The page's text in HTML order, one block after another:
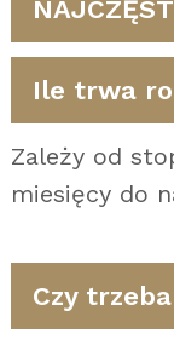
Ile trwa
Zależy od
miesięcy do
Czy